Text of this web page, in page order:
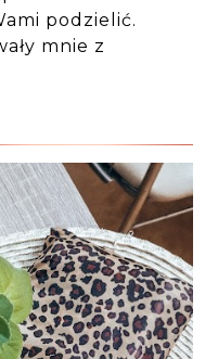
podzielić.
mnie z